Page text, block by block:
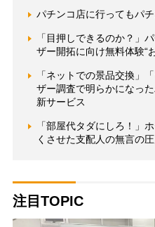
パチンコ店に行ってもパ
「目押しできるのか？」
ザー開拓に向け無料体験“
「ネットでの景品交換」
ザー調査で明らかになっ
新サービス
「部屋代タダにしろ！」
くさせた支配人の無言の圧
注目TOPIC